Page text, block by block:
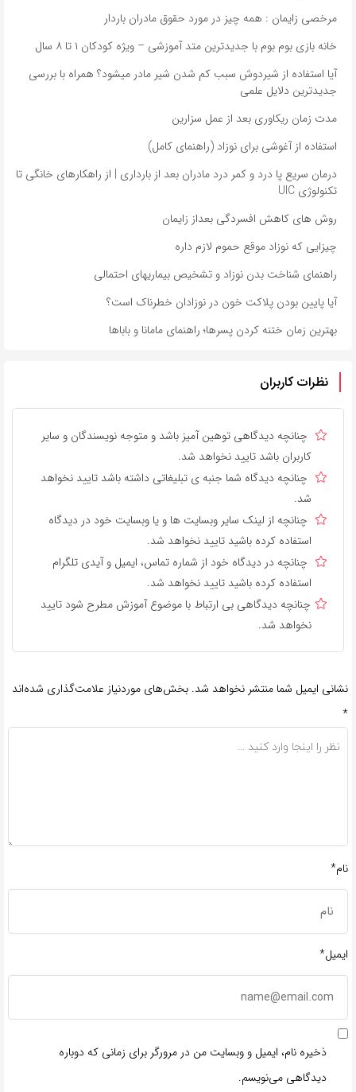
مرخصی زایمان : همه چیز در مورد حقوق مادران باردار
خانه بازی بوم بوم با جدیدترین متد آموزشی – ویژه کودکان ۱ تا ۸ سال
آیا استفاده از شیردوش سبب کم شدن شیر مادر میشود؟ همراه با بررسی
جدیدترین دلایل علمی
مدت زمان ریکاوری بعد از عمل سزارین
استفاده از آغوشی برای نوزاد (راهنمای کامل)
درمان سریع پا درد و کمر درد مادران بعد از بارداری | از راهکارهای خانگی تا
تکنولوژی UIC
روش های کاهش افسردگی بعداز زایمان
چیزایی که نوزاد موقع حموم لازم داره
راهنمای شناخت بدن نوزاد و تشخیص بیماریهای احتمالی
آیا پایین بودن پلاکت خون در نوزادان خطرناک است؟
بهترین زمان ختنه کردن پسرها؛ راهنمای مامانا و باباها
نظرات کاربران
چنانچه دیدگاهی توهین آمیز باشد و متوجه نویسندگان و سایر
کاربران باشد تایید نخواهد شد.
چنانچه دیدگاه شما جنبه ی تبلیغاتی داشته باشد تایید نخواهد
شد.
چنانچه از لینک سایر وبسایت ها و یا وبسایت خود در دیدگاه
استفاده کرده باشید تایید نخواهد شد.
چنانچه در دیدگاه خود از شماره تماس، ایمیل و آیدی تلگرام
استفاده کرده باشید تایید نخواهد شد.
چنانچه دیدگاهی بی ارتباط با موضوع آموزش مطرح شود تایید
نخواهد شد.
نشانی ایمیل شما منتشر نخواهد شد. بخش‌های موردنیاز علامت‌گذاری شده‌اند
*
نام*
ایمیل*
ذخیره نام، ایمیل و وبسایت من در مرورگر برای زمانی که دوباره
دیدگاهی می‌نویسم.